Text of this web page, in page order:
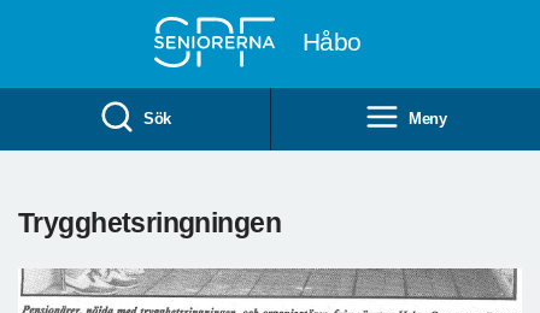
Håbo
Sök Meny
Trygghetsringningen